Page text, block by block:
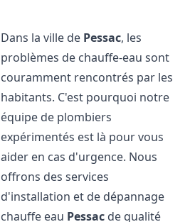
Dans la ville de Pessac, les
problèmes de chauffe-eau sont
couramment rencontrés par les
habitants. C'est pourquoi notre
équipe de plombiers
expérimentés est là pour vous
aider en cas d'urgence. Nous
offrons des services
d'installation et de dépannage
chauffe eau Pessac de qualité